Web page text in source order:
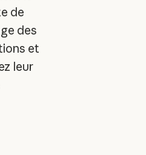
de
des
et
leur